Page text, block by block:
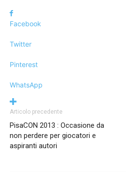
Facebook
Twitter
Pinterest
WhatsApp
Articolo precedente
PisaCON 2013 : Occasione da
non perdere per giocatori e
aspiranti autori